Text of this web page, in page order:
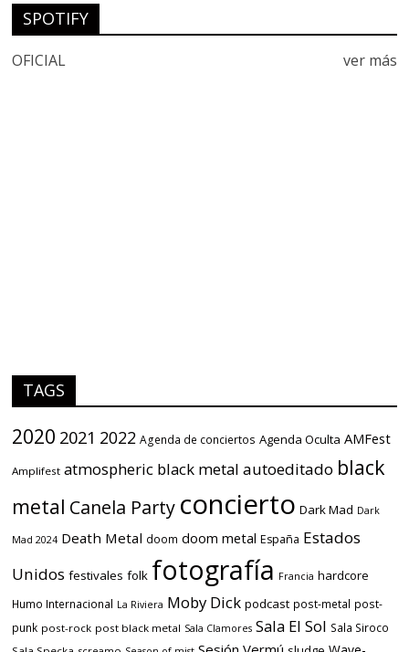
SPOTIFY
ver más
OFICIAL
TAGS
2020 2021 2022 Agenda de conciertos Agenda Oculta AMFest
Amplifest atmospheric black metal autoeditado black
metal Canela Party concierto Dark Mad Dark
Mad 2024 Death Metal doom doom metal España Estados
Unidos festivales folk fotografía Francia hardcore
Humo Internacional La Riviera Moby Dick podcast post-metal post-
punk post-rock post black metal Sala Clamores Sala El Sol Sala Siroco